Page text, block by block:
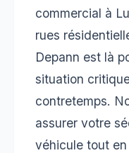
commercial à
rues
Depann est là
situation
contretemps.
assurer votre
véhicule tout